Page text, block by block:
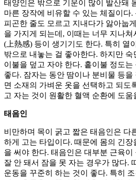
태양인은 밖으로 기운이 많이 발산돼
마른 장작에 비유할 수 있는 체질이다.
피곤한 줄도 모르고 지내다가 앓아눕
을 가지게 되는데, 이때는 너무 지나쳐
(上熱感) 등이 생기기도 한다. 특히 열
밖으로 내놓는 걸 좋아한다. 하지만
이불을 덮고 자야 한다. 홑이불 정도는
좋다. 잠자는 동안 땀이나 분비물 등
면 소재의 가벼운 옷을 선택하고 되도
고 자는 것이 원활한 혈액 순환에 도움
태음인
비만하며 목이 굵고 짧은 태음인은 다
하게 고는 타입이다. 때문에 몸의 긴장
을 써야 한다. 태음인은 대부분 근육이
잘 안 돼서 잠을 못 자는 경우가 많다.
운동을 꾸준히 하는 것이 좋다. 특히